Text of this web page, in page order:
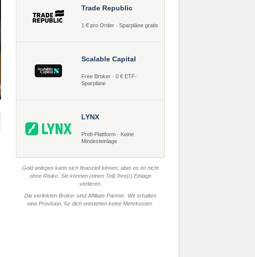
Trade Republic
1 € pro Order · Sparpläne gratis
Scalable Capital
Free Broker · 0 € ETF-
Sparpläne
LYNX
Profi-Plattform · Keine
Mindesteinlage
Geld anlegen kann sich finanziell lohnen, aber es ist nicht
ohne Risiko. Sie können (einen Teil) Ihre(r) Einlage
verlieren.
Die verlinkten Broker sind Affiliate-Partner. Wir erhalten
eine Provision, für dich entstehen keine Mehrkosten.